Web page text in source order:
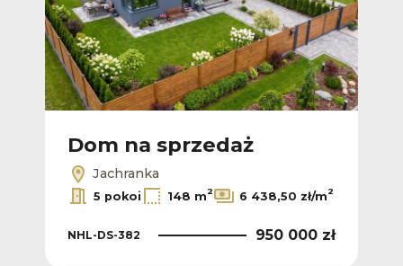
Dom na sprzedaż
Jachranka
5 pokoi 148 m2 6 438,50 zł/m2
NHL-DS-382 950 000 zł